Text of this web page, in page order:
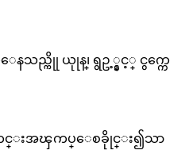
နသည္ကိုု ယုုန္၊ ရွဥ့္နွင့္ ငွက္ကေ
းအၾကပ္ေစခိုုင္း၍သာ